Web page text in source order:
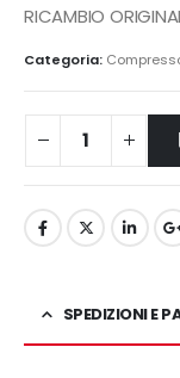
RICAMBIO
Categoria:
SPEDIZIONI E